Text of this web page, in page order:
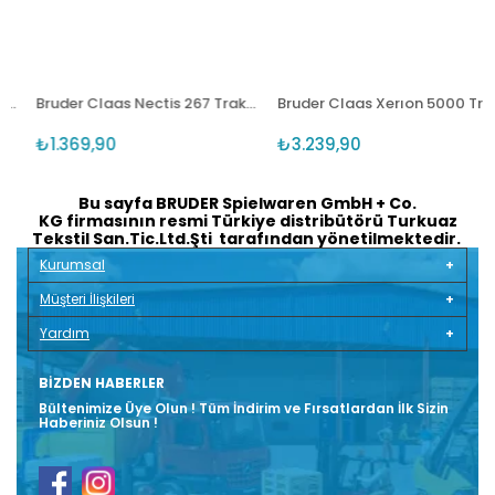
Bruder Claas Nectis 267 Traktör BR02110
₺1.369,90
Bruder Claas Xerıon 5000 Traktör BR03015
₺3.239,90
Bu sayfa BRUDER Spielwaren GmbH + Co.
KG firmasının resmi Türkiye distribütörü Turkuaz
Tekstil San.Tic.Ltd.Şti tarafından yönetilmektedir.
Kurumsal
Müşteri İlişkileri
Yardım
BIZDEN HABERLER
Bültenimize Üye Olun ! Tüm İndirim ve Fırsatlardan İlk Sizin
Haberiniz Olsun !